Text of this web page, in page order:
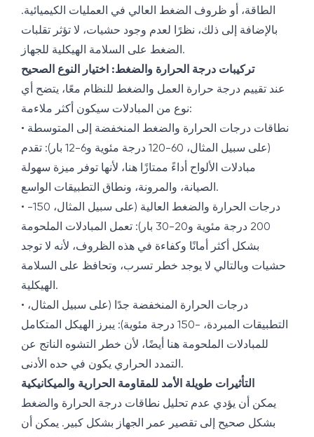
الطاقة، أو ظروف الضغط العالي في العمليات الكيميائية.
بالإضافة إلى ذلك، نظرًا لعدم وجود حشيات، لا تؤثر تقلبات
الضغط على السلامة الهيكلية للجهاز.
تركيبات درجة الحرارة والضغط: اختيار النوع الصحيح
عند تقييم درجة حرارة العمل والضغط للنظام معًا، يتضح أي
نوع من المبادلات سيكون أكثر ملاءمة:
• نطاقات درجات الحرارة والضغط المنخفضة إلى المتوسطة
(على سبيل المثال، 60-120 درجة مئوية و6-12 بار): تقدم
مبادلات الألواح أداءً ممتازًا هنا، لأنها توفر ميزة سهولة
الصيانة، والمرونة، ونطاق التطبيقات الواسع.
• درجات الحرارة والضغط العالية (على سبيل المثال، 150-
200 درجة مئوية و20-30 بار): تعمل المبادلات الملحومة
بشكل أكثر أمانًا وكفاءة في هذه الظروف، لأنه لا توجد
حشيات وبالتالي لا يوجد خطر تسرب، وتحافظ على السلامة
الهيكلية.
• درجات الحرارة المنخفضة جدًا (على سبيل المثال،
التطبيقات المبردة، -150 درجة مئوية): يبرز الهيكل المتكامل
للمبادلات الملحومة هنا أيضًا، لأن خطر التشوه الناتج عن
التمدد الحراري يكون في حده الأدنى.
التأثيرات طويلة الأمد للمقاومة الحرارية والميكانيكية
يمكن أن يؤدي عدم تحليل نطاقات درجة الحرارة والضغط
بشكل صحيح إلى تقصير عمر الجهاز بشكل كبير. يمكن أن